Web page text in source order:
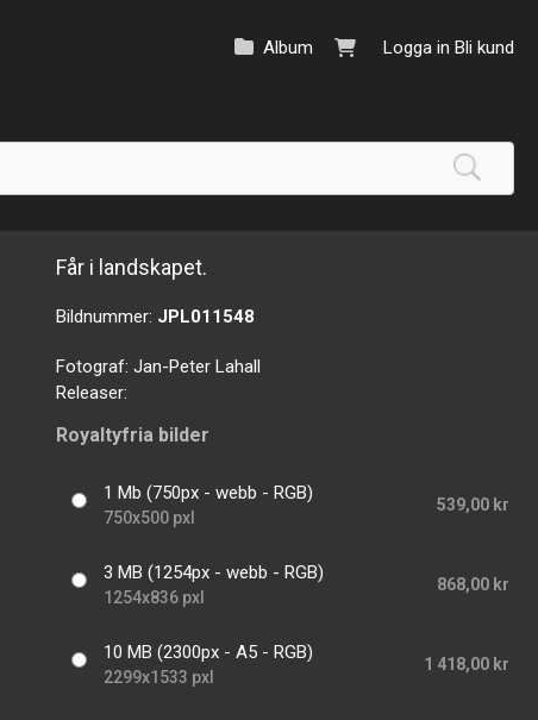
Logga in Bli kund
Album
Får i landskapet.
Bildnummer: JPL011548
Fotograf:Jan-Peter Lahall
Releaser:
Royaltyfria bilder
1 Mb (750px - webb - RGB)
750x500 pxl
539,00 kr
3 MB (1254px - webb - RGB)
1254x836 pxl
868,00 kr
10 MB (2300px - A5 - RGB)
2299x1533 pxl
1 418,00 kr